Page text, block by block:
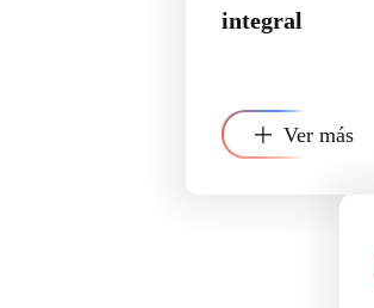
integral
Ver más